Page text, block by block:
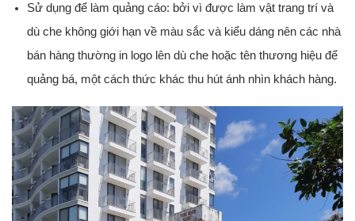
Sử dụng để làm quảng cáo: bởi vì được làm vật trang trí và
dù che không giới hạn về màu sắc và kiểu dáng nên các nhà
bán hàng thường in logo lên dù che hoặc tên thương hiệu để
quảng bá, một cách thức khác thu hút ánh nhìn khách hàng.